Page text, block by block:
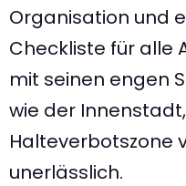
Organisation und
Checkliste für alle
mit seinen engen
wie der
Halteverbotszone
unerlässlich.